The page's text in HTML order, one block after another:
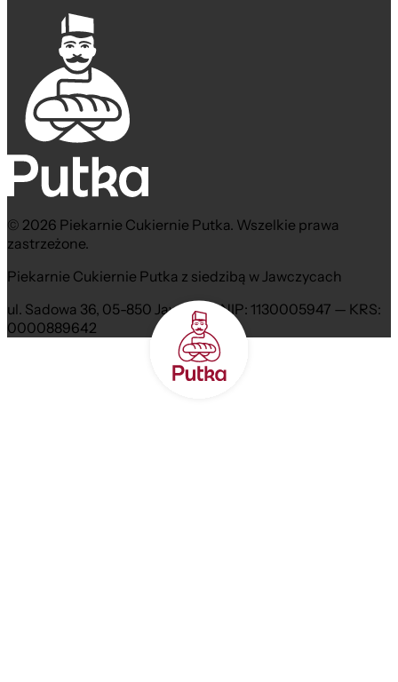
© 2026 Piekarnie Cukiernie Putka. Wszelkie prawa
zastrzeżone.
Piekarnie Cukiernie Putka z siedzibą w Jawczycach
ul. Sadowa 36, 05-850 Jawczyce NIP: 1130005947 — KRS:
0000889642